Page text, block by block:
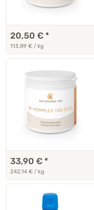
20,50 € *
113,89 € / kg
33,90 € *
242,14 € / kg